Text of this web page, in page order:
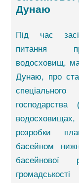
Дунаю
Під час
питання
водосховищ,
Дунаю, про
розробки
басейном
басейнової